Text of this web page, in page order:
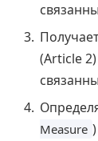
(Article
Measure